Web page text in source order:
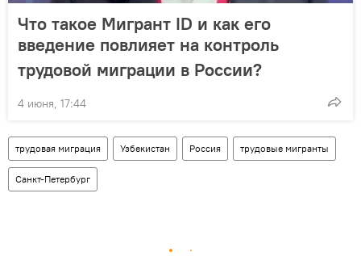
Что такое Мигрант ID и как его
введение повлияет на контроль
трудовой миграции в России?
4 июня, 17:44
трудовая миграция Узбекистан Россия трудовые мигранты
Санкт-Петербург